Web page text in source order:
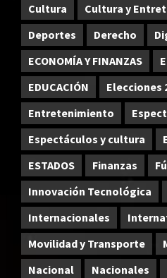
Cultura
Cultura y
Deportes
Derecho
ECONOMÍA Y FINANZAS
EDUCACIÓN
Elecciones
Entretenimiento
Espectáculos y cultura
ESTADOS
Finanzas
Innovación Tecnológica
Internacionales
Movilidad y Transporte
Nacional
Nacionales